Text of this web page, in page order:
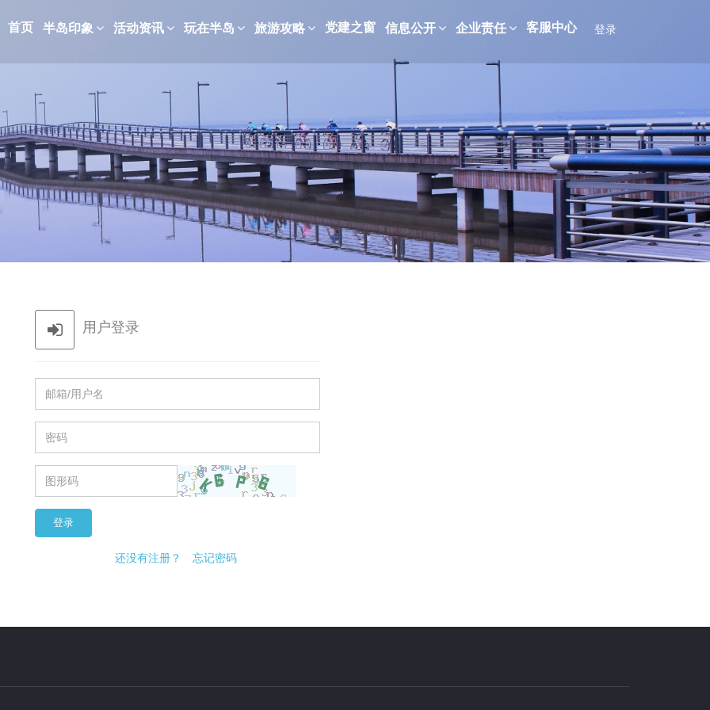
登录
首页 半岛印象 活动资讯 玩在半岛 旅游攻略 党建之窗 信息公开 企业责任 客服中心
用户登录
登录
还没有注册？ 忘记密码